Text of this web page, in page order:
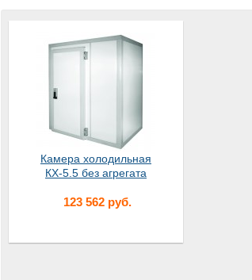
Камера холодильная
КХ-5.5 без агрегата
123 562 руб.